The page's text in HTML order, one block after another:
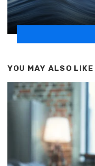
YOU MAY ALSO LIKE